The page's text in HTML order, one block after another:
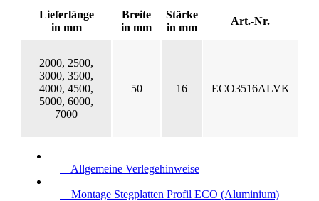
Lieferlänge
in mm
Breite
in mm
Stärke
in mm
Art.-Nr.
2000, 2500,
3000, 3500,
4000, 4500,
5000, 6000,
7000
50 16 ECO3516ALVK
Allgemeine Verlegehinweise
Montage Stegplatten Profil ECO (Aluminium)